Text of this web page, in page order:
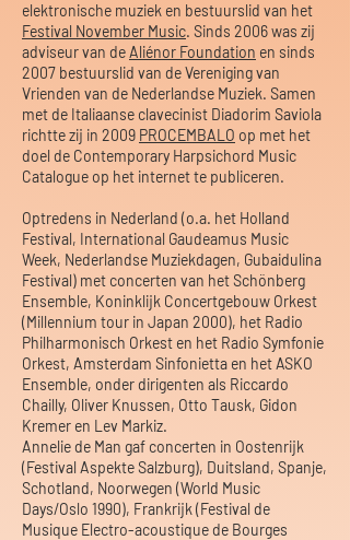
elektronische muziek en bestuurslid van het
Festival November Music. Sinds 2006 was zij
adviseur van deAliénor Foundation en sinds
2007 bestuurslid van de Vereniging van
Vrienden van de Nederlandse Muziek. Samen
met de Italiaanse clavecinist Diadorim Saviola
richtte zij in 2009 PROCEMBALO op met het
doel de Contemporary Harpsichord Music
Catalogue op het internet te publiceren.
Optredens in Nederland (o.a. het Holland
Festival, International Gaudeamus Music
Week, Nederlandse Muziekdagen, Gubaidulina
Festival) met concerten van het Schönberg
Ensemble, Koninklijk Concertgebouw Orkest
(Millennium tour in Japan 2000), het Radio
Philharmonisch Orkest en het Radio Symfonie
Orkest, Amsterdam Sinfonietta en het ASKO
Ensemble, onder dirigenten als Riccardo
Chailly, Oliver Knussen, Otto Tausk, Gidon
Kremer en Lev Markiz.
Annelie de Man gaf concerten in Oostenrijk
(Festival Aspekte Salzburg), Duitsland, Spanje,
Schotland, Noorwegen (World Music
Days/Oslo 1990), Frankrijk (Festival de
Musique Electro-acoustique de Bourges